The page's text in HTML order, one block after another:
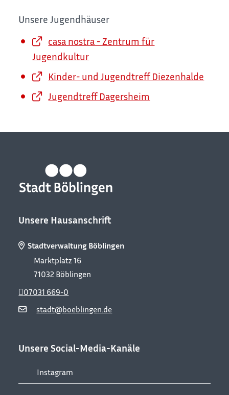
Unsere Jugendhäuser
casa nostra - Zentrum für
Jugendkultur
Kinder- und Jugendtreff Diezenhalde
Jugendtreff Dagersheim
Unsere Hausanschrift
Stadtverwaltung Böblingen
Marktplatz 16
71032 Böblingen
stadt@boeblingen.de
07031 669-0
Unsere Social-Media-Kanäle
Instagram